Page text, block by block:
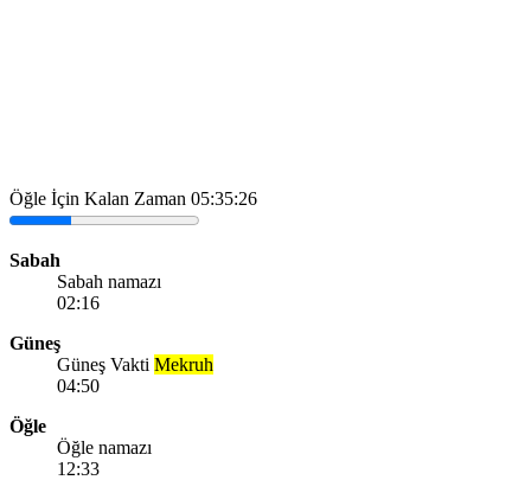
Öğle İçin Kalan Zaman 05:35:26
Sabah
Sabah namazı
02:16
Güneş
Güneş Vakti Mekruh
04:50
Öğle
Öğle namazı
12:33